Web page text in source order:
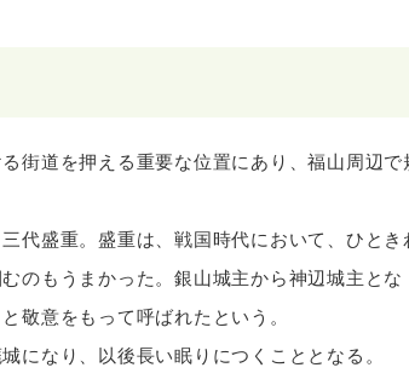
街道を押える重要な位置にあり、福山周辺で
代盛重。盛重は、戦国時代において、ひとき
のもうまかった。銀山城主から神辺城主とな
敬意をもって呼ばれたという。
になり、以後長い眠りにつくこととなる。